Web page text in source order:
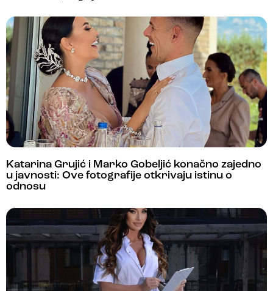
Katarina Grujić i Marko Gobeljić konačno zajedno
u javnosti: Ove fotografije otkrivaju istinu o
odnosu